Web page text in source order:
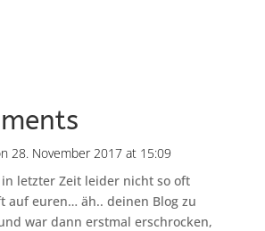
28. November 2017 at 15:09
in letzter Zeit leider nicht so oft
auf euren… äh.. deinen Blog zu
war dann erstmal erschrocken,